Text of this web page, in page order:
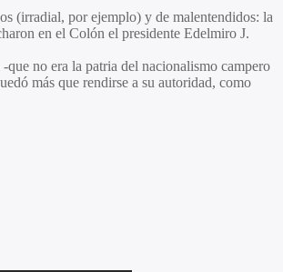
(irradial, por ejemplo) y de malentendidos: la
en el Colón el presidente Edelmiro J.
no era la patria del nacionalismo campero
más que rendirse a su autoridad, como